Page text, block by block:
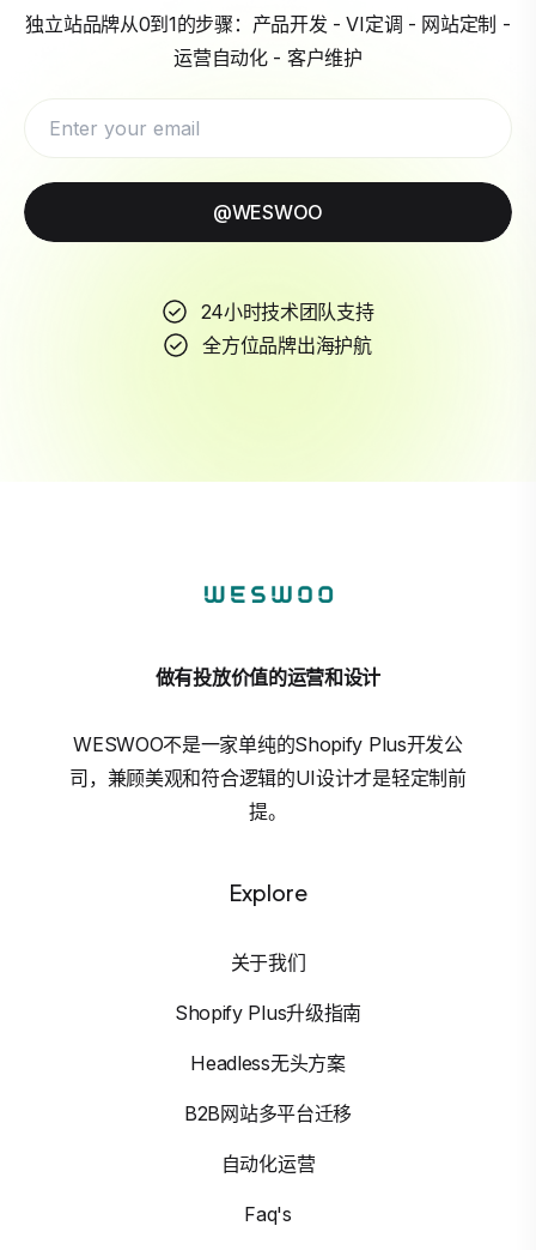
独立站品牌从0到1的步骤：产品开发 - VI定调 - 网站定制 -
运营自动化 - 客户维护
@WESWOO
24小时技术团队支持
全方位品牌出海护航
做有投放价值的运营和设计
WESWOO不是一家单纯的Shopify Plus开发公
司，兼顾美观和符合逻辑的UI设计才是轻定制前
提。
Explore
关于我们
Shopify Plus升级指南
Headless无头方案
B2B网站多平台迁移
自动化运营
Faq's